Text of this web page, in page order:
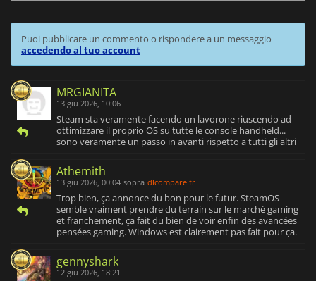
Puoi pubblicare un commento o rispondere a un messaggio
accedendo al tuo account
MRGIANITA
13 giu 2026, 10:06
Steam sta veramente facendo un lavorone riuscendo ad
ottimizzare il proprio OS su tutte le console handheld...
sono veramente un passo in avanti rispetto a tutti gli altri
Athemith
13 giu 2026, 00:04 sopra dlcompare.fr
Trop bien, ça annonce du bon pour le futur. SteamOS
semble vraiment prendre du terrain sur le marché gaming
et franchement, ça fait du bien de voir enfin des avancées
pensées gaming. Windows est clairement pas fait pour ça.
gennyshark
12 giu 2026, 18:21